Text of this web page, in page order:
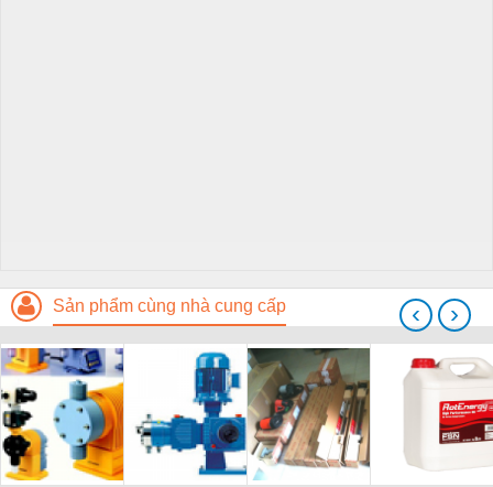
Sản phẩm cùng nhà cung cấp ‹ ›